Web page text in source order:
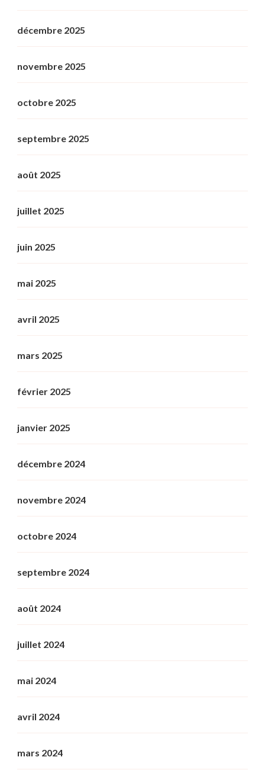
décembre 2025
novembre 2025
octobre 2025
septembre 2025
août 2025
juillet 2025
juin 2025
mai 2025
avril 2025
mars 2025
février 2025
janvier 2025
décembre 2024
novembre 2024
octobre 2024
septembre 2024
août 2024
juillet 2024
mai 2024
avril 2024
mars 2024